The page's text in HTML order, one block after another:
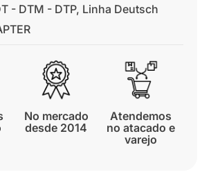
- DTM - DTP, Linha Deutsch
No mercado
desde 2014
Atendemos
no atacado e
varejo